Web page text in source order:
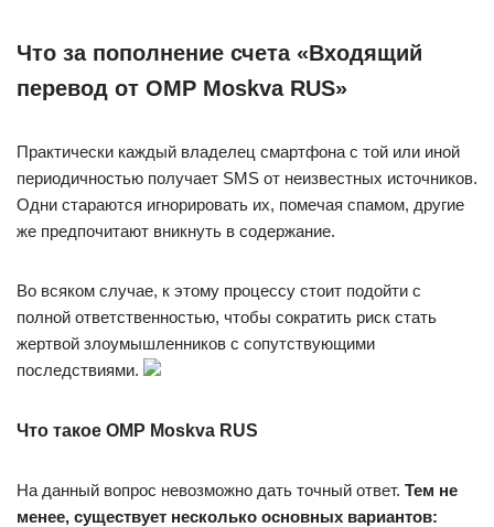
Что за пополнение счета «Входящий
перевод от OMP Moskva RUS»
Практически каждый владелец смартфона с той или иной
периодичностью получает SMS от неизвестных источников.
Одни стараются игнорировать их, помечая спамом, другие
же предпочитают вникнуть в содержание.
Во всяком случае, к этому процессу стоит подойти с
полной ответственностью, чтобы сократить риск стать
жертвой злоумышленников с сопутствующими
последствиями.
Что такое OMP Moskva RUS
На данный вопрос невозможно дать точный ответ. Тем не
менее, существует несколько основных вариантов: